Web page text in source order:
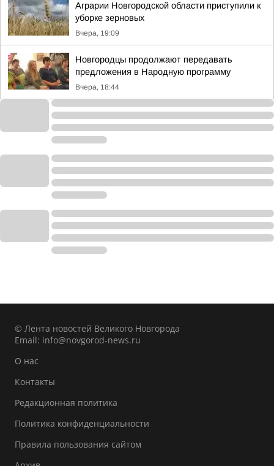
Аграрии Новгородской области приступили к
уборке зерновых
Вчера, 19:09
Новгородцы продолжают передавать
предложения в Народную программу
Вчера, 18:44
© Лента новостей Великого Новгорода
Email: info@novgorod-news.ru
О нас
Контакты
Редакционная политика
Политика конфиденциальности
Правила пользования сайтом